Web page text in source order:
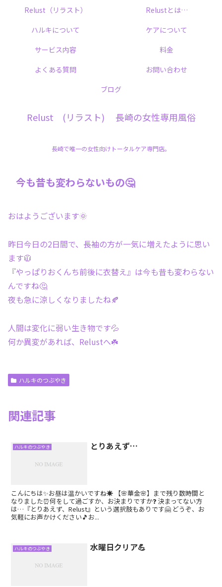
Relust (リラスト) 長崎の女性専用風俗
長崎で唯一の女性向けトータルケア専門店。
Relust（リラスト）
Relustとは…
ハルキについて
ケアについて
サービス内容
料金
よくある質問
お問い合わせ
ブログ
今も昔も変わらないもの🤔
おはようございます🌞
昨日今日の2日間で、長袖の方が一気に増えたように思い
ます🧥
『やっぱりおくんち前後に衣替え』は今も昔も変わらない
んですね🤔
夜も急に涼しくなりましたね🍂
人間は変化に弱い生き物です💦
何か異変があれば、Relustへ☘️
ハルキのつぶやき
関連記事
ハルキのつぶやき とりあえず…
こんにちは✨お昼は温かいですね☀️ 【🌸華金🌸】まで残り数時間と
なりました⏰何をして過ごすか、お決まりですか❓ 決まってない方
は…『とりあえず、Relust』という選択肢もありです🤗 どうぞ、お
気軽にお声かけください🎵お...
ハルキのつぶやき 水曜日クリア💪